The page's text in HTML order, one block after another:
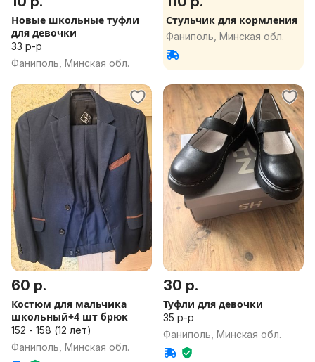
Новые школьные туфли
для девочки
33 р-р
Фаниполь, Минская обл.
Стульчик для кормления
Фаниполь, Минская обл.
60 р.
Костюм для мальчика
школьный+4 шт брюк
152 - 158 (12 лет)
Фаниполь, Минская обл.
30 р.
Туфли для девочки
35 р-р
Фаниполь, Минская обл.